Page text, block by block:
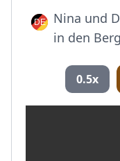
Nina und
in den
0.5x